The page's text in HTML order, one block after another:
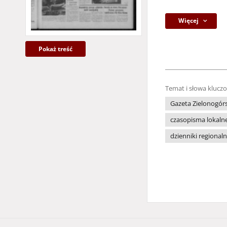
Pokaż treść
Więcej
Temat i słowa
Gazeta
czasopisma
dzienniki